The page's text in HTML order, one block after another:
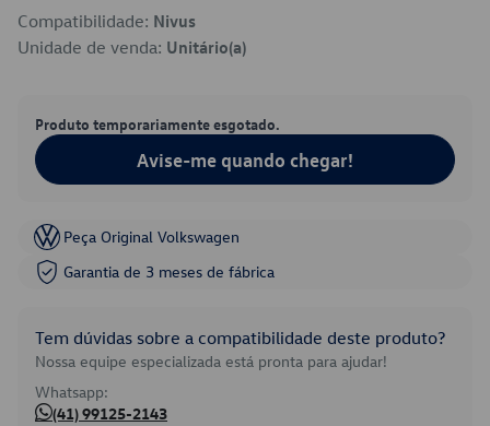
Compatibilidade: Nivus
Unidade de venda: Unitário(a)
Produto temporariamente esgotado.
Avise-me quando chegar!
Peça Original Volkswagen
Garantia de 3 meses de fábrica
Tem dúvidas sobre a compatibilidade deste produto?
Nossa equipe especializada está pronta para ajudar!
Whatsapp:
(41) 99125-2143